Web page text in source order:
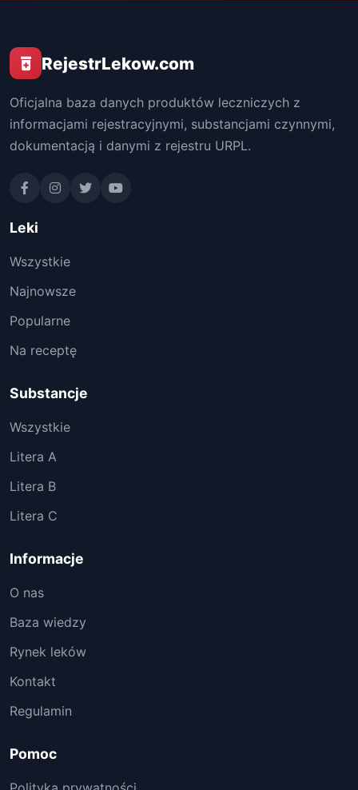
RejestrLekow.com
Oficjalna baza danych produktów leczniczych z
informacjami rejestracyjnymi, substancjami czynnymi,
dokumentacją i danymi z rejestru URPL.
Leki
Wszystkie
Najnowsze
Popularne
Na receptę
Substancje
Wszystkie
Litera A
Litera B
Litera C
Informacje
O nas
Baza wiedzy
Rynek leków
Kontakt
Regulamin
Pomoc